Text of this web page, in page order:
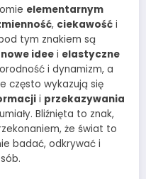
elementarnym
, ciekawość i
tym znakiem są
idee i elastyczne
i dynamizm, a
często wykazują się
i przekazywania
Bliźnięta to znak,
że świat to
badać, odkrywać i